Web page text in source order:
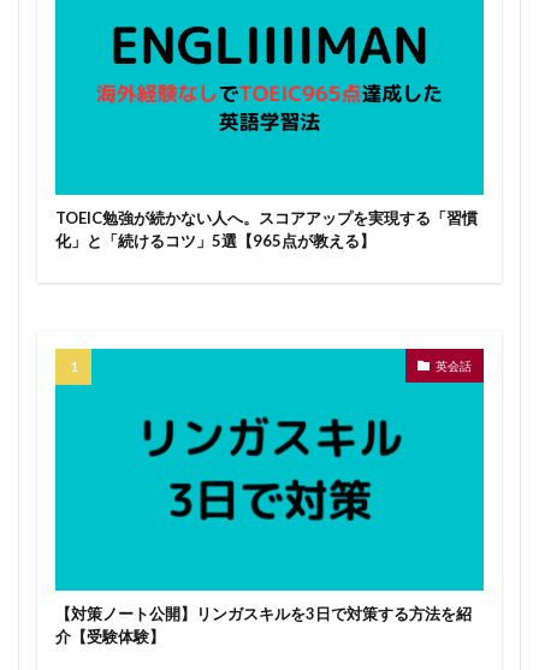
TOEIC勉強が続かない人へ。スコアアップを実現する「習慣
化」と「続けるコツ」5選【965点が教える】
英会話
【対策ノート公開】リンガスキルを3日で対策する方法を紹
介【受験体験】